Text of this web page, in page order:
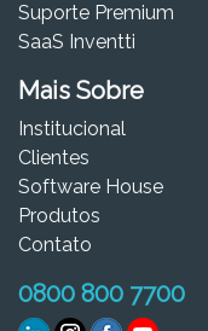
Suporte Premium
SaaS Inventti
Mais Sobre
Institucional
Clientes
Software House
Produtos
Contato
0800 800 7700